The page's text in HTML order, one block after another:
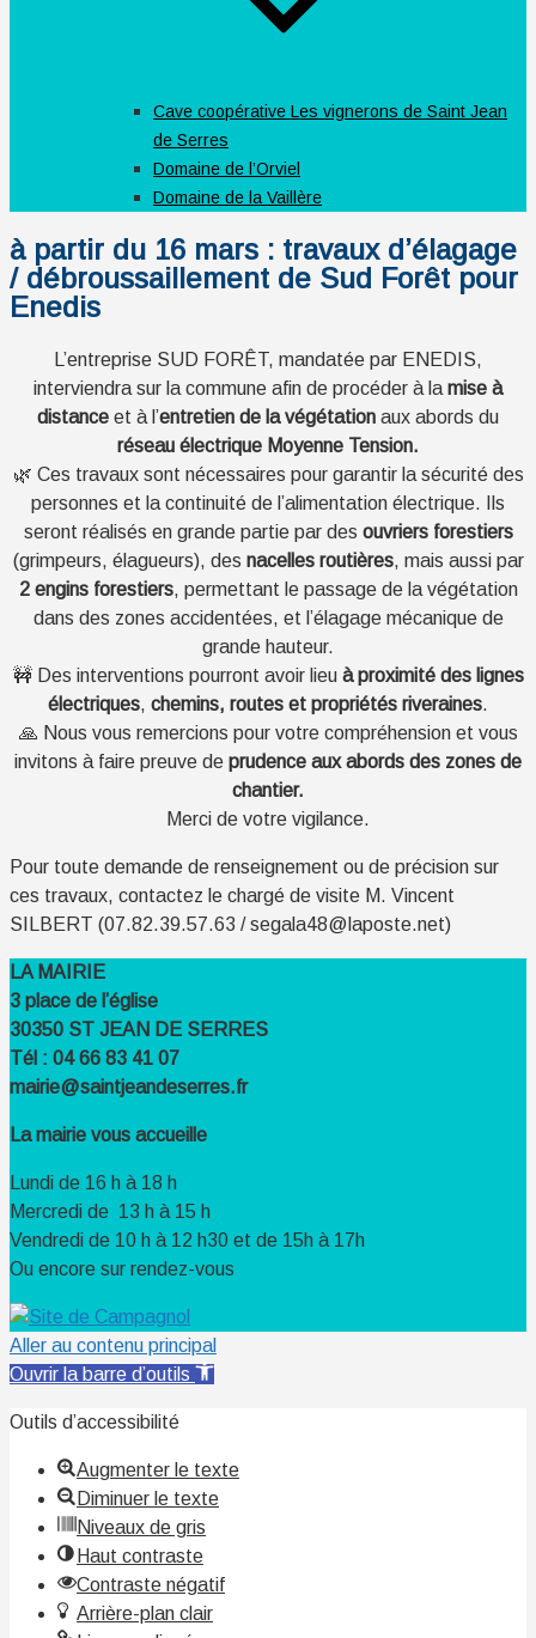
Cave coopérative Les vignerons de Saint Jean
de Serres
Domaine de l’Orviel
Domaine de la Vaillère
à partir du 16 mars : travaux d’élagage
/ débroussaillement de Sud Forêt pour
Enedis
L’entreprise SUD FORÊT, mandatée par ENEDIS,
interviendra sur la commune afin de procéder à la mise à
distance et à l’entretien de la végétation aux abords du
réseau électrique Moyenne Tension.
🌿 Ces travaux sont nécessaires pour garantir la sécurité des
personnes et la continuité de l’alimentation électrique. Ils
seront réalisés en grande partie par des ouvriers forestiers
(grimpeurs, élagueurs), des nacelles routières, mais aussi par
2 engins forestiers, permettant le passage de la végétation
dans des zones accidentées, et l’élagage mécanique de
grande hauteur.
🚧 Des interventions pourront avoir lieu à proximité des lignes
électriques, chemins, routes et propriétés riveraines.
🙏 Nous vous remercions pour votre compréhension et vous
invitons à faire preuve de prudence aux abords des zones de
chantier.
Merci de votre vigilance.
Pour toute demande de renseignement ou de précision sur
ces travaux, contactez le chargé de visite M. Vincent
SILBERT (07.82.39.57.63 / segala48@laposte.net)
LA MAIRIE
3 place de l’église
30350 ST JEAN DE SERRES
Tél : 04 66 83 41 07
mairie@saintjeandeserres.fr
La mairie vous accueille
Lundi de 16 h à 18 h
Mercredi de 13 h à 15 h
Vendredi de 10 h à 12 h30 et de 15h à 17h
Ou encore sur rendez-vous
Aller au contenu principal
Ouvrir la barre d’outils
Outils d’accessibilité
Augmenter le texte
Diminuer le texte
Niveaux de gris
Haut contraste
Contraste négatif
Arrière-plan clair